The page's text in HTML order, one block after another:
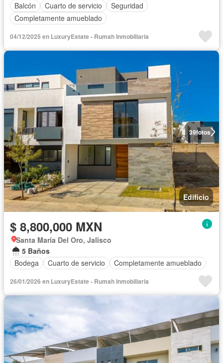
Balcón
Cuarto de servicio
Seguridad
Completamente amueblado
04/12/2025 en LuxuryEstate - Rumah Inmobiliaria
39fotos
Edificio
$ 8,800,000 MXN
Santa María Del Oro, Jalisco
5 Baños
Bodega
Cuarto de servicio Completamente amueblado
26/01/2026 en LuxuryEstate - Rumah Inmobiliaria